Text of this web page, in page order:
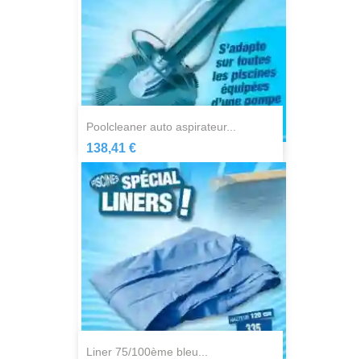
poolcleaner auto aspirateur...
138,41 €
liner 75/100ème bleu...